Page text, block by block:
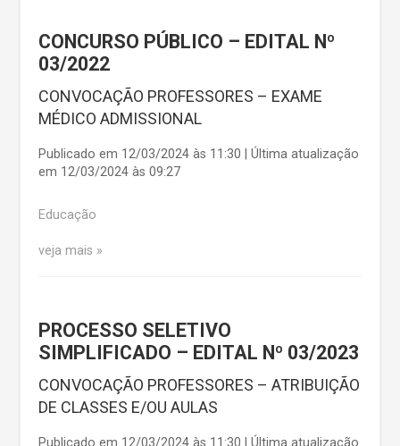
CONCURSO PÚBLICO – EDITAL Nº
03/2022
CONVOCAÇÃO PROFESSORES – EXAME
MÉDICO ADMISSIONAL
Publicado em 12/03/2024 às 11:30 | Última atualização
em 12/03/2024 às 09:27
Educação
veja mais
PROCESSO SELETIVO
SIMPLIFICADO – EDITAL Nº 03/2023
CONVOCAÇÃO PROFESSORES – ATRIBUIÇÃO
DE CLASSES E/OU AULAS